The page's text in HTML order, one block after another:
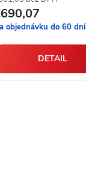
objednávku do 60 dní
DETAIL